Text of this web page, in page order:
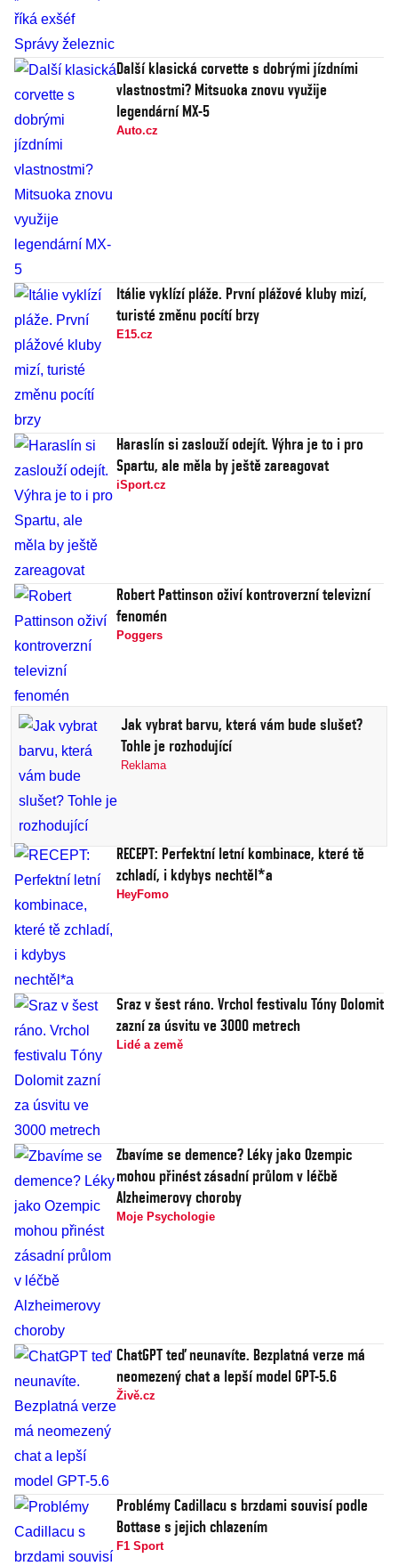
Další klasická corvette s dobrými jízdními
vlastnostmi? Mitsuoka znovu využije
legendární MX-5
Auto.cz
Itálie vyklízí pláže. První plážové kluby mizí,
turisté změnu pocítí brzy
E15.cz
Haraslín si zaslouží odejít. Výhra je to i pro
Spartu, ale měla by ještě zareagovat
iSport.cz
Robert Pattinson oživí kontroverzní televizní
fenomén
Poggers
Jak vybrat barvu, která vám bude slušet?
Tohle je rozhodující
Reklama
RECEPT: Perfektní letní kombinace, které tě
zchladí, i kdybys nechtěl*a
HeyFomo
Sraz v šest ráno. Vrchol festivalu Tóny Dolomit
zazní za úsvitu ve 3000 metrech
Lidé a země
Zbavíme se demence? Léky jako Ozempic
mohou přinést zásadní průlom v léčbě
Alzheimerovy choroby
Moje Psychologie
ChatGPT teď neunavíte. Bezplatná verze má
neomezený chat a lepší model GPT-5.6
Živě.cz
Problémy Cadillacu s brzdami souvisí podle
Bottase s jejich chlazením
F1 Sport